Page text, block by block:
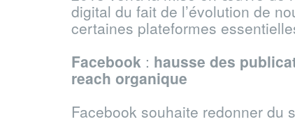
digital du fait de l’évolution de
certaines plateformes
Facebook : hausse des
reach organique
Facebook souhaite redonner du